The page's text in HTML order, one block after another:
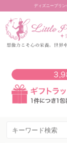
ディズニープリン